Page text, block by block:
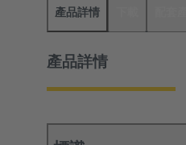
產品詳情
產品詳情